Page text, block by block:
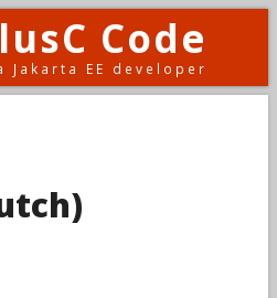
Code
Jakarta EE developer